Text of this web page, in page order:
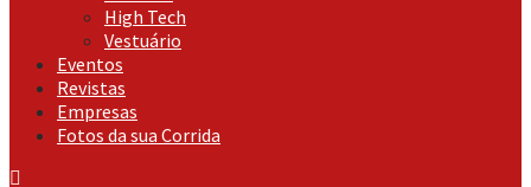
High Tech
Vestuário
Eventos
Revistas
Empresas
Fotos da sua Corrida